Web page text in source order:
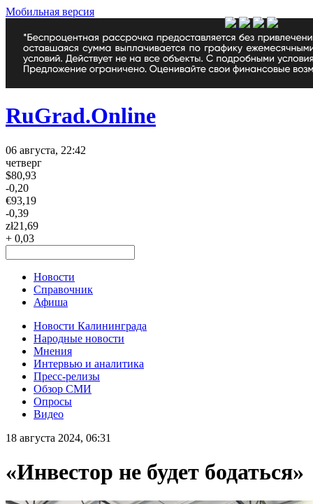
Мобильная версия
RuGrad.Online
06 августа, 22:42
четверг
$80,93
-0,20
€93,19
-0,39
zł21,69
+ 0,03
Новости
Справочник
Афиша
Новости Калининграда
Народные новости
Мнения
Интервью и аналитика
Пресс-релизы
Обзор СМИ
Опросы
Видео
18 августа 2024, 06:31
«Инвестор не будет бодаться»